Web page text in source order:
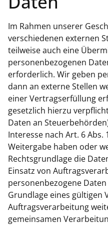
Im Rahmen unserer
verschiedenen externen
teilweise auch eine
personenbezogenen
erforderlich. Wir geben
dann an externe Stellen
einer Vertragserfüllung
gesetzlich hierzu
Daten an
Interesse nach Art. 6 Abs.
Weitergabe haben oder
Rechtsgrundlage die
Einsatz von
personenbezogene
Grundlage eines gültigen
Auftragsverarbeitung
gemeinsamen